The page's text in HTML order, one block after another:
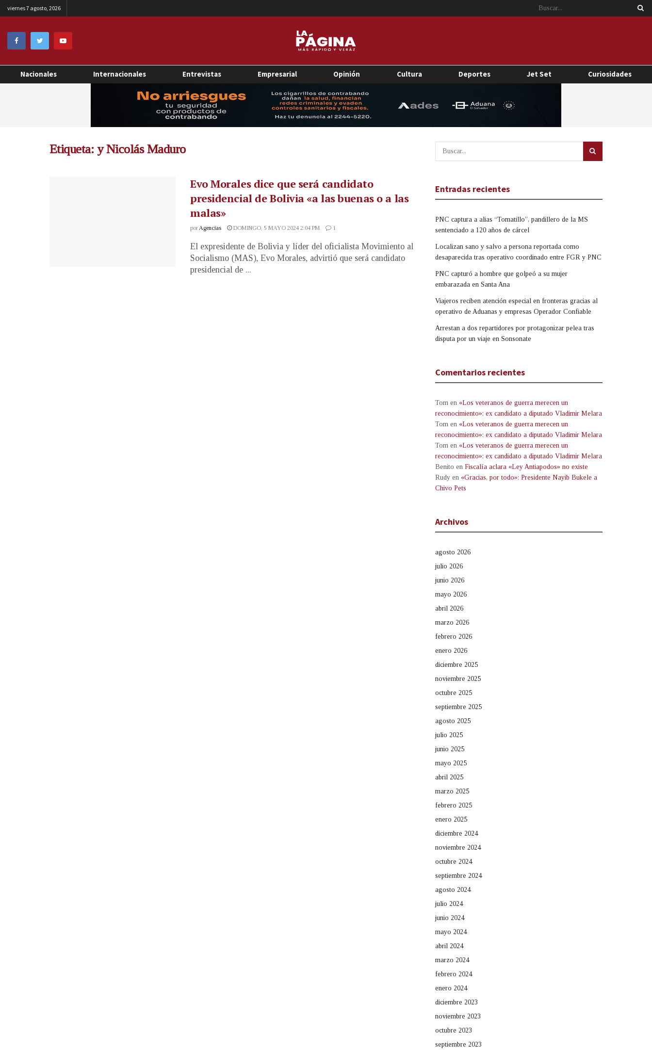
viernes 7 agosto, 2026
Nacionales Internacionales Entrevistas Empresarial Opinión Cultura Deportes Jet Set Curiosidades
Etiqueta: y Nicolás Maduro
Evo Morales dice que será candidato
presidencial de Bolivia «a las buenas o a las
malas»
porAgencias DOMINGO, 5 MAYO 2024 2:04 PM 1
El expresidente de Bolivia y líder del oficialista Movimiento al
Socialismo (MAS), Evo Morales, advirtió que será candidato
presidencial de ...
Entradas recientes
PNC captura a alias “Tomatillo”, pandillero de la MS
sentenciado a 120 años de cárcel
Localizan sano y salvo a persona reportada como
desaparecida tras operativo coordinado entre FGR y PNC
PNC capturó a hombre que golpeó a su mujer
embarazada en Santa Ana
Viajeros reciben atención especial en fronteras gracias al
operativo de Aduanas y empresas Operador Confiable
Arrestan a dos repartidores por protagonizar pelea tras
disputa por un viaje en Sonsonate
Comentarios recientes
Tom en «Los veteranos de guerra merecen un
reconocimiento»: ex candidato a diputado Vladimir Melara
Tom en «Los veteranos de guerra merecen un
reconocimiento»: ex candidato a diputado Vladimir Melara
Tom en «Los veteranos de guerra merecen un
reconocimiento»: ex candidato a diputado Vladimir Melara
Benito en Fiscalía aclara «Ley Antiapodos» no existe
Rudy en «Gracias, por todo»: Presidente Nayib Bukele a
Chivo Pets
Archivos
agosto 2026
julio 2026
junio 2026
mayo 2026
abril 2026
marzo 2026
febrero 2026
enero 2026
diciembre 2025
noviembre 2025
octubre 2025
septiembre 2025
agosto 2025
julio 2025
junio 2025
mayo 2025
abril 2025
marzo 2025
febrero 2025
enero 2025
diciembre 2024
noviembre 2024
octubre 2024
septiembre 2024
agosto 2024
julio 2024
junio 2024
mayo 2024
abril 2024
marzo 2024
febrero 2024
enero 2024
diciembre 2023
noviembre 2023
octubre 2023
septiembre 2023